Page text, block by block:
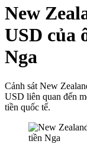
New
USD của
Nga
Cảnh sát New
USD liên quan đến
tiền quốc tế.